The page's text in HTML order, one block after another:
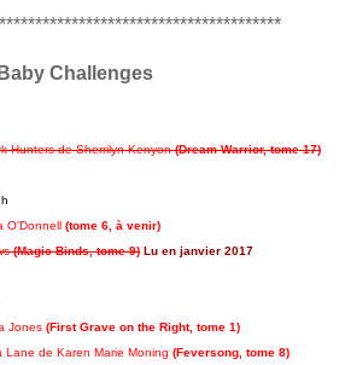
Baby Challenges
Hunters de Sherrilyn Kenyon (Dream Warrior, tome 17)
O'Donnell (tome 6, à venir)
(Magic Binds, tome 9) Lu en janvier 2017
Jones (First Grave on the Right, tome 1)
Lane de Karen Marie Moning (Feversong, tome 8)